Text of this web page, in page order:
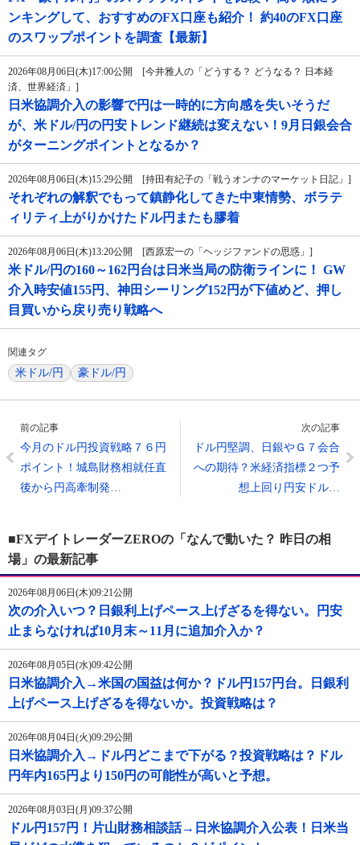
ンキングして、おすすめのFX口座も紹介！ 約40のFX口座
のスワップポイントを調査【最新】
2026年08月06日(木)17:00公開 [今井雅人の「どうする？ どうなる？ 日本経
済、世界経済」]
日米協調介入の影響で円は一時的に方向感を失いそうだ
が、米ドル/円の円安トレンド継続は変えない！9月日銀会合
がターニングポイントとなるか？
2026年08月06日(木)15:29公開 [持田有紀子の「戦うオンナのマーケット日記」]
それぞれの解釈でもって鎮静化してきた中東情勢、ボラテ
ィリティ上がりかけたドル円またも膠着
2026年08月06日(木)13:20公開 [西原宏一の「ヘッジファンドの思惑」]
米ドル/円の160～162円台は日米当局の防衛ラインに！ GW
介入時安値155円、神田シーリング152円が下値めど、押し
目買いから戻り売り戦略へ
関連タグ
米ドル/円 豪ドル/円
前の記事
今月のドル円投資戦略７６円
ポイント！城島財務相就任直
後から円高牽制発…
次の記事
ドル円堅調、日銀やＧ７会合
への期待？米経済指標２つ予
想上回り円安ドル…
■FXデイトレーダーZEROの「なんで動いた？ 昨日の相
場」の最新記事
2026年08月06日(木)09:21公開
次の介入いつ？日銀利上げペース上げざるを得ない。円安
止まらなければ10月末～11月に追加介入か？
2026年08月05日(水)09:42公開
日米協調介入→米国の国益は何か？ドル円157円台。日銀利
上げペース上げざるを得ないか。投資戦略は？
2026年08月04日(火)09:29公開
日米協調介入→ドル円どこまで下がる？投資戦略は？ドル
円年内165円より150円の可能性が高いと予想。
2026年08月03日(月)09:37公開
ドル円157円！片山財務相談話→日米協調介入公表！日米当